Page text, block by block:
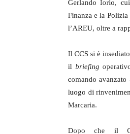
Gerlando Iorio,
Finanza e la
l’AREU, oltre a
Il CCS si è
il briefing
comando
luogo di
Marcaria.
Dopo che il